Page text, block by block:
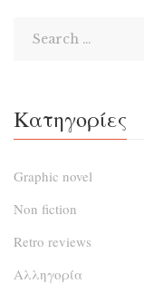
Κατηγορίες
Graphic novel
Non fiction
Retro reviews
Αλληγορία